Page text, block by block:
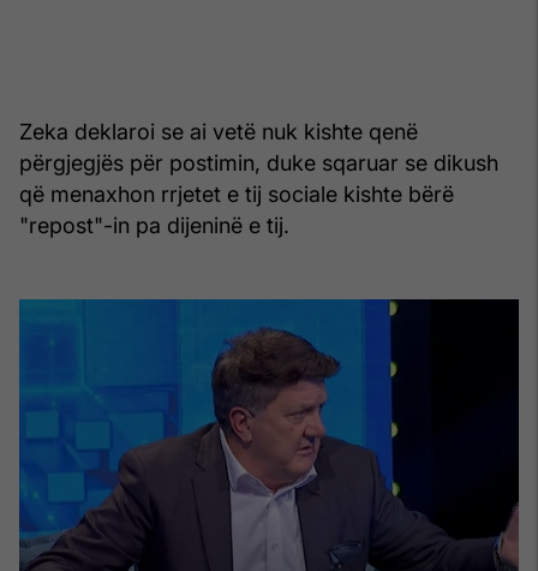
Zeka deklaroi se ai vetë nuk kishte qenë
përgjegjës për postimin, duke sqaruar se dikush
që menaxhon rrjetet e tij sociale kishte bërë
"repost"-in pa dijeninë e tij.